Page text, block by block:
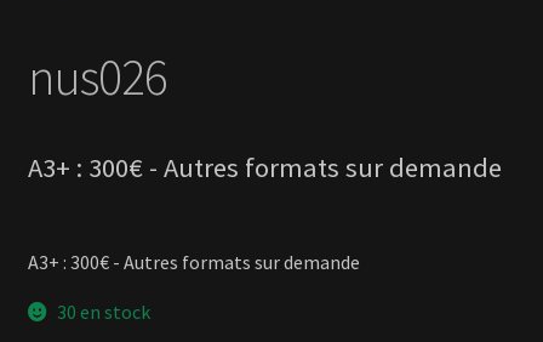
A3+ : 300€ - Autres formats sur demande
30 en stock